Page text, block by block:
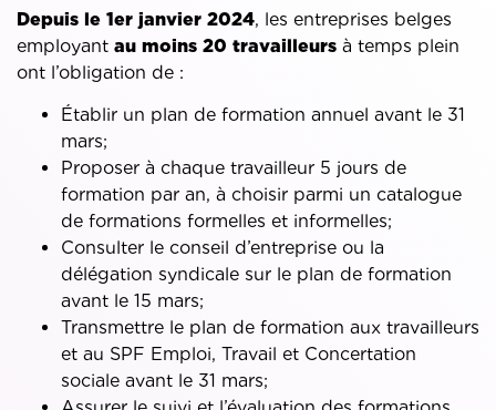
Depuis le 1er janvier 2024, les entreprises belges
employant au moins 20 travailleurs à temps plein
ont l’obligation de :
Établir un plan de formation annuel avant le 31
mars;
Proposer à chaque travailleur 5 jours de
formation par an, à choisir parmi un catalogue
de formations formelles et informelles;
Consulter le conseil d’entreprise ou la
délégation syndicale sur le plan de formation
avant le 15 mars;
Transmettre le plan de formation aux travailleurs
et au SPF Emploi, Travail et Concertation
sociale avant le 31 mars;